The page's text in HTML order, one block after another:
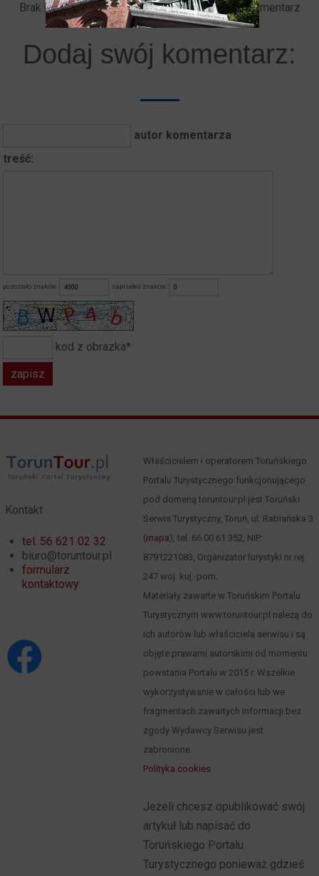
Brak komentarzy. Bądź pierwszy - dodaj swój komentarz
Dodaj swój komentarz:
autor komentarza
treść:
pozostało znaków: napisałeś znaków:
kod z obrazka*
Kontakt
tel. 56 621 02 32
biuro@toruntour.pl
formularz
kontaktowy
Właścicielem i operatorem Toruńskiego
Portalu Turystycznego funkcjonującego
pod domeną toruntour.pl jest Toruński
Serwis Turystyczny, Toruń, ul. Rabiańska 3
(mapa), tel. 66 00 61 352, NIP:
8791221083, Organizator turystyki nr rej.
247 woj. kuj.-pom.
Materiały zawarte w Toruńskim Portalu
Turystycznym www.toruntour.pl należą do
ich autorów lub właściciela serwisu i są
objęte prawami autorskimi od momentu
powstania Portalu w 2015 r. Wszelkie
wykorzystywanie w całości lub we
fragmentach zawartych informacji bez
zgody Wydawcy Serwisu jest
zabronione.
Polityka cookies
Jeżeli chcesz opublikować swój
artykuł lub napisać do
Toruńskiego Portalu
Turystycznego ponieważ gdzieś